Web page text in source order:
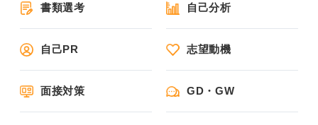
書類選考 自己分析
自己PR 志望動機
面接対策 GD・GW